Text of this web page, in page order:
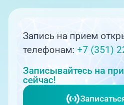
Запись на прием
телефонам:+7 (351)
Записывайтесь на
сейчас!